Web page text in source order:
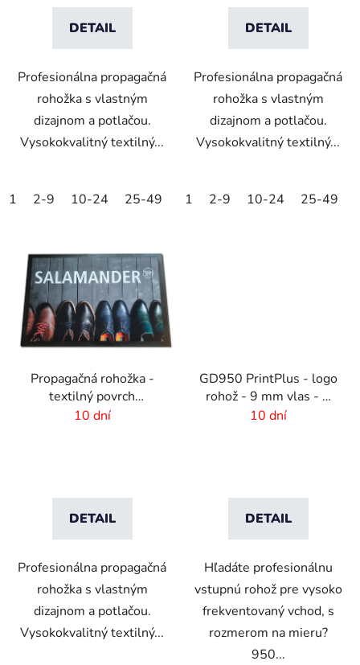
DETAIL
Profesionálna propagačná
rohožka s vlastným
dizajnom a potlačou.
Vysokokvalitný textilný...
1 2-9 10-24 25-49 50-99 100-249 250-499
DETAIL
Profesionálna propagačná
rohožka s vlastným
dizajnom a potlačou.
Vysokokvalitný textilný...
1 2-9 10-24 25-49
Propagačná rohožka -
textilný povrch
-60x40cm
10 dní
DETAIL
Profesionálna propagačná
rohožka s vlastným
dizajnom a potlačou.
Vysokokvalitný textilný...
GD950 PrintPlus - logo
rohož - 9 mm vlas - 2
cm gumový okraj
10 dní
DETAIL
Hľadáte profesionálnu
vstupnú rohož pre vysoko
frekventovaný vchod, s
rozmerom na mieru?
950...